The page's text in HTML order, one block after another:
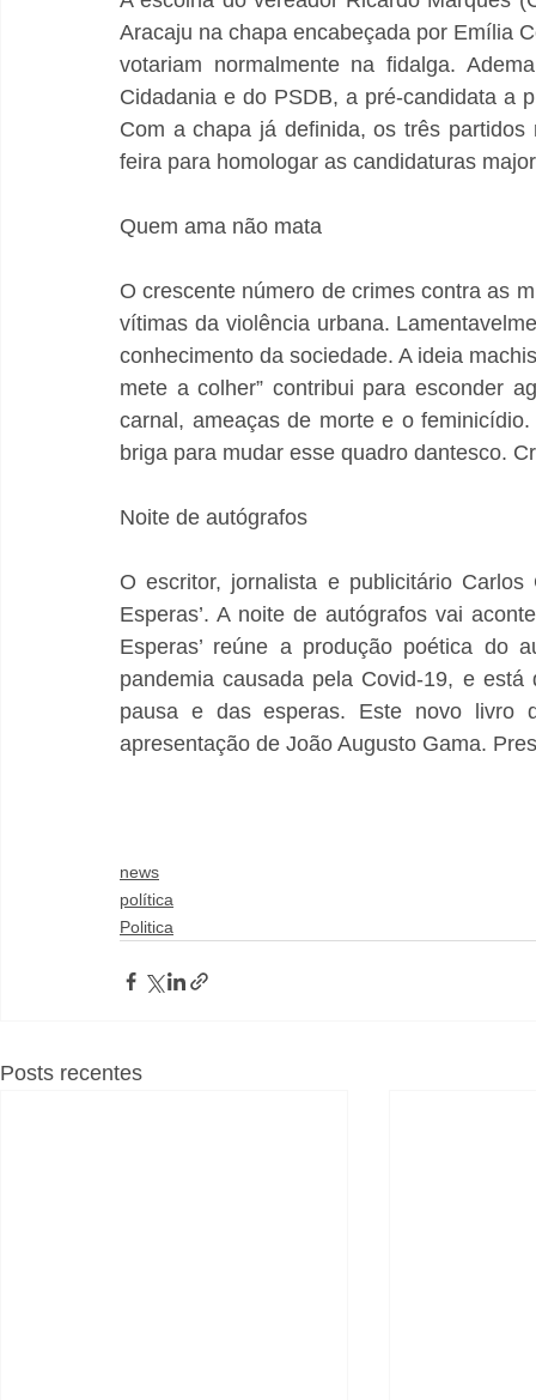
Aracaju na chapa encabeçada por Emília
votariam normalmente na fidalga.
Cidadania e do PSDB, a pré-candidata a
Com a chapa já definida, os três
feira para homologar as candidaturas
Quem ama não mata
O crescente número de crimes contra as
vítimas da violência urbana.
conhecimento da sociedade. A ideia
mete a colher” contribui para esconder
carnal, ameaças de morte e o
briga para mudar esse quadro dantesco.
Noite de autógrafos
O escritor, jornalista e publicitário
Esperas’. A noite de autógrafos vai
Esperas’ reúne a produção poética do
pandemia causada pela Covid-19, e
pausa e das esperas. Este novo livro
apresentação de João Augusto Gama.
news
política
Politica
Posts recentes